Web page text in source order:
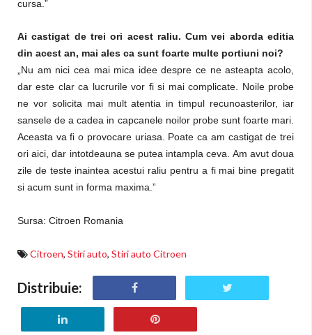
cursa.”
Ai castigat de trei ori acest raliu. Cum vei aborda editia
din acest an, mai ales ca sunt foarte multe portiuni noi?
„Nu am nici cea mai mica idee despre ce ne asteapta acolo,
dar este clar ca lucrurile vor fi si mai complicate. Noile probe
ne vor solicita mai mult atentia in timpul recunoasterilor, iar
sansele de a cadea in capcanele noilor probe sunt foarte mari.
Aceasta va fi o provocare uriasa. Poate ca am castigat de trei
ori aici, dar intotdeauna se putea intampla ceva. Am avut doua
zile de teste inaintea acestui raliu pentru a fi mai bine pregatit
si acum sunt in forma maxima.”
Sursa: Citroen Romania
Citroen, Stiri auto, Stiri auto Citroen
Distribuie: